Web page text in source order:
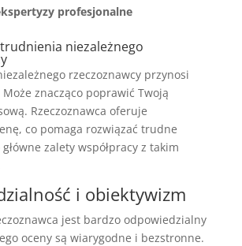
profesjonalne
niezależnego
rzeczoznawcy przynosi
znacząco poprawić Twoją
Rzeczoznawca oferuje
co pomaga rozwiązać trudne
zalety współpracy z takim
i obiektywizm
jest bardzo odpowiedzialny
oceny są wiarygodne i bezstronne.